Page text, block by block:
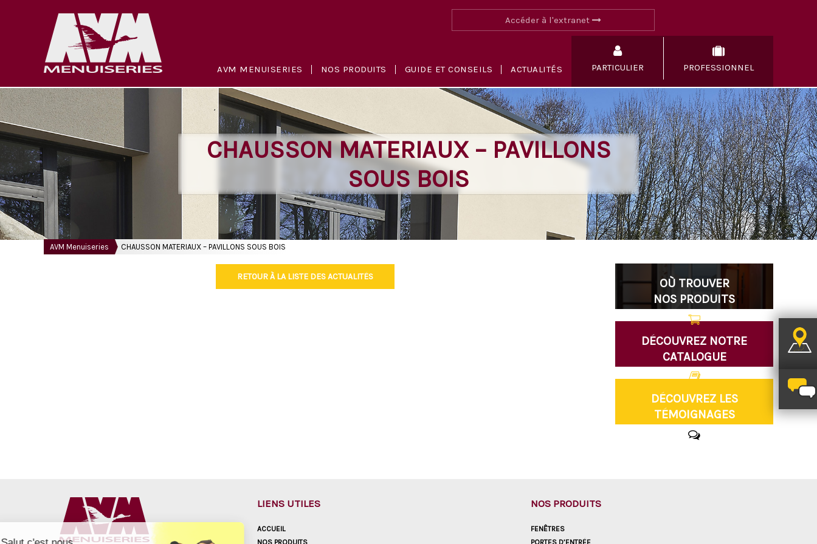
Accéder à l'extranet
AVM MENUISERIES NOS PRODUITS GUIDE ET CONSEILS ACTUALITÉS PARTICULIER PROFESSIONNEL
CHAUSSON MATERIAUX – PAVILLONS
SOUS BOIS
AVM Menuiseries CHAUSSON MATERIAUX – PAVILLONS SOUS BOIS
RETOUR À LA LISTE DES ACTUALITÉS
OÙ TROUVER
NOS PRODUITS
DÉCOUVREZ NOTRE
CATALOGUE
DÉCOUVREZ LES
TÉMOIGNAGES
LIENS UTILES
ACCUEIL
NOS PRODUITS
NOS PRODUITS
FENÊTRES
PORTES D’ENTRÉE